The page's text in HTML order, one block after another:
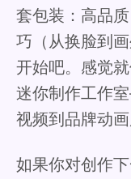
套包装：高品质
巧（从换脸到
开始吧。感觉
迷你制作工作
视频到品牌动画
如果你对创作